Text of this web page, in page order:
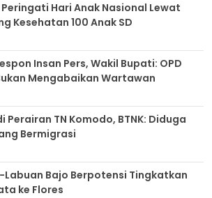
Hari Anak Nasional Lewat
Kesehatan 100 Anak SD
Insan Pers, Wakil Bupati: OPD
Mengabaikan Wartawan
Perairan TN Komodo, BTNK: Diduga
Bermigrasi
Labuan Bajo Berpotensi Tingkatkan
ke Flores